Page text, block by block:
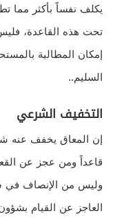
يكلف نفساً بأكثر مما
تحت هذه القاعدة،
إمكان المطالبة
السليم..
التخفيف الشرعي
إن المعاق يخفف عنه
قاعداً ومن عجز عن
وليس من الإنصاف في
العاجز عن القيام